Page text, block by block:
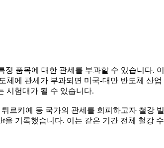
품목에 대한 관세를 부과할 수 있습니다.
에 관세가 부과되면 미국-대만 반도체 산
시험대가 될 수 있습니다.
르키예 등 국가의 관세를 회피하고자 철강
기록했습니다. 이는 같은 기간 전체 철강